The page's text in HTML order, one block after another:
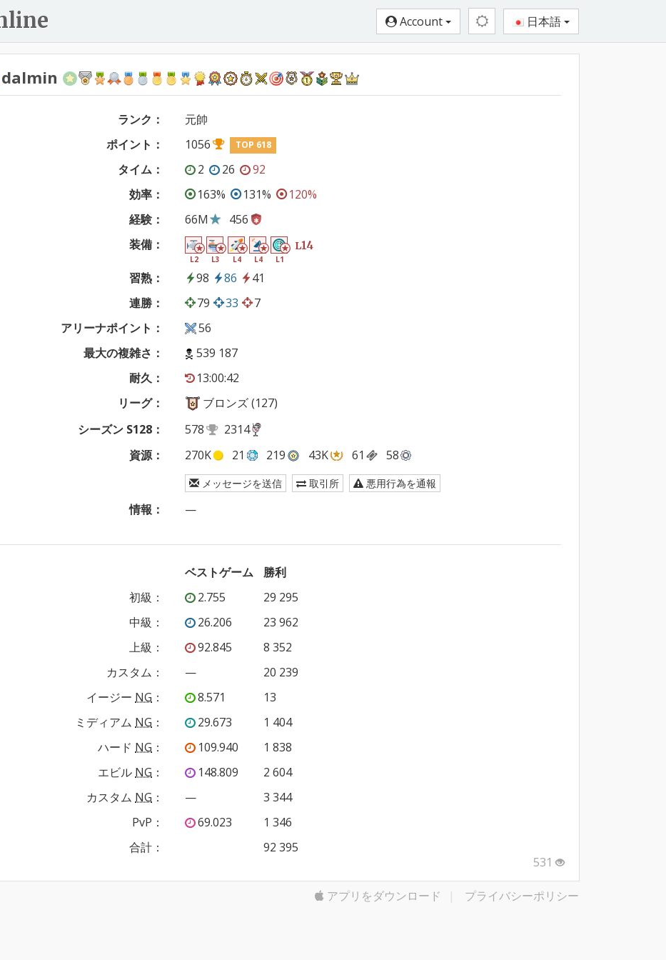
Account 日本語
dalmin
ランク：
元帥
ポイント：
1056 TOP 618
タイム： 2 26
92
効率：
163% 131%
120%
経験：
66M
456
装備：
L2 L3 L4 L4 L1
L14
習熟： 98 86
41
連勝：
79 33
7
アリーナポイント：
56
最大の複雑さ：
539 187
耐久：
13:00:42
リーグ：
ブロンズ (127)
シーズン S128：
578
2314
資源：
270K 21 219 43K 61 58
メッセージを送信 取引所 悪用行為を通報
情報： —
ベストゲーム
勝利
初級 ： 2.755
29 295
中級 ： 26.206
23 962
上級 ： 92.845
8 352
カスタム ： —
20 239
イージー NG ： 8.571
13
ミディアム NG ： 29.673
1 404
ハード NG ： 109.940
1 838
エビル NG ： 148.809
2 604
カスタム NG ： —
3 344
PvP ： 69.023
1 346
合計：
92 395
531
アプリをダウンロード | プライバシーポリシー